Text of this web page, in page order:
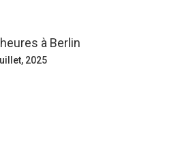
à Berlin
2025